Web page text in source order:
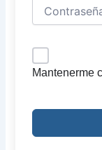
Mantenerme